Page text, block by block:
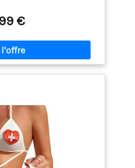
dentelle, apportant une
RÉGLABLES ET
bretelles réglables, cette
vous permet d'ajuster sa
Elle est également
dans le dos, vous
est dotée d'armatures qui
créant un léger effet
accentue vos courbes
sexy et féminine.
LES OCCASIONS】
2 pièces Père Noël est
€